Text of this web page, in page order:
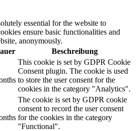
essential for the website to
ensure basic functionalities and
anonymously.
Beschreibung
This cookie is set by GDPR Cookie
Consent plugin. The cookie is used
to store the user consent for the
cookies in the category "Analytics".
The cookie is set by GDPR cookie
consent to record the user consent
for the cookies in the category
"Functional".